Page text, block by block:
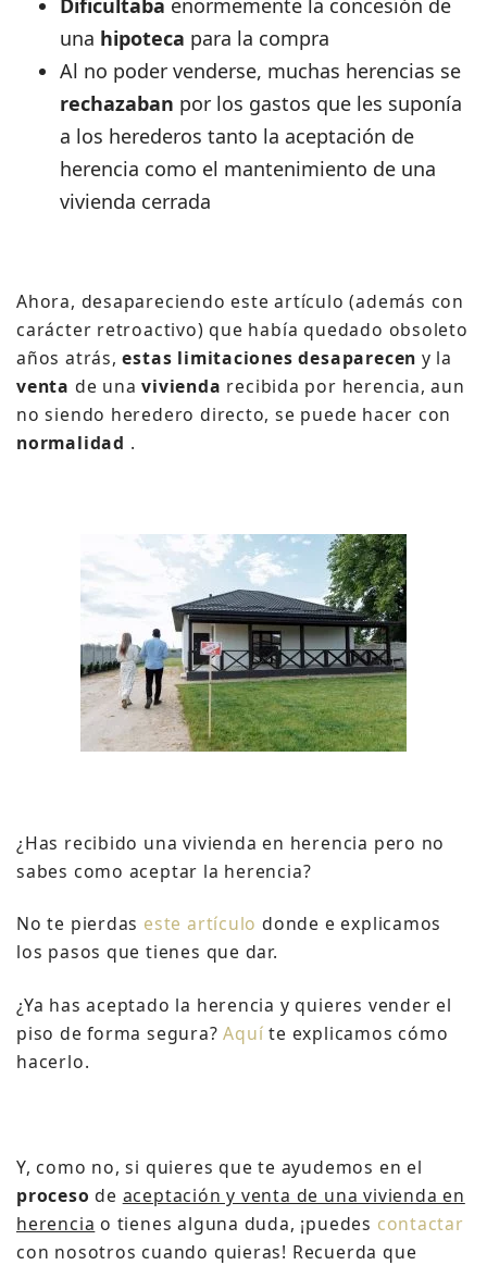
Dificultaba enormemente la concesión de
una hipoteca para la compra
Al no poder venderse, muchas herencias se
rechazaban por los gastos que les suponía
a los herederos tanto la aceptación de
herencia como el mantenimiento de una
vivienda cerrada
Ahora, desapareciendo este artículo (además con
carácter retroactivo) que había quedado obsoleto
años atrás,estas limitaciones desaparecen y la
venta de unavivienda recibida por herencia, aun
no siendo heredero directo, se puede hacer con
normalidad .
¿Has recibido una vivienda en herencia pero no
sabes como aceptar la herencia?
No te pierdas este artículo donde e explicamos
los pasos que tienes que dar.
¿Ya has aceptado la herencia y quieres vender el
piso de forma segura?Aquí te explicamos cómo
hacerlo.
Y, como no, si quieres que te ayudemos en el
proceso de aceptación y venta de una vivienda en
herencia o tienes alguna duda, ¡puedes contactar
con nosotros cuando quieras! Recuerda que